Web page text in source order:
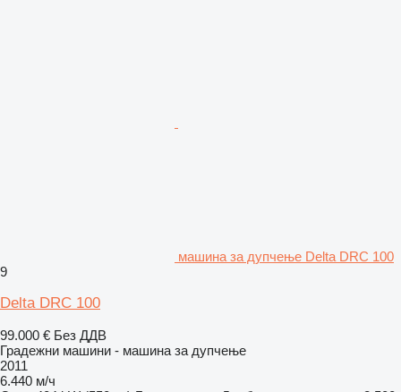
машина за дупчење Delta DRC 100
9
Delta DRC 100
99.000 € Без ДДВ
Градежни машини - машина за дупчење
2011
6.440 м/ч